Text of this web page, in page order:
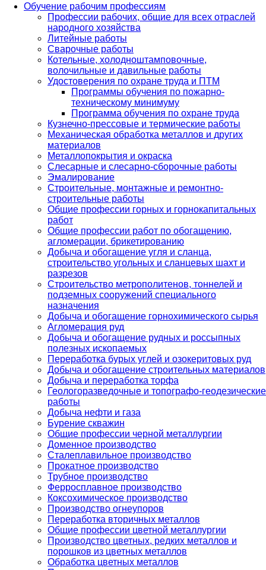
Обучение рабочим профессиям
Профессии рабочих, общие для всех отраслей
народного хозяйства
Литейные работы
Сварочные работы
Котельные, холодноштамповочные,
волочильные и давильные работы
Удостоверения по охране труда и ПТМ
Программы обучения по пожарно-
техническому минимуму
Программа обучения по охране труда
Кузнечно-прессовые и термические работы
Механическая обработка металлов и других
материалов
Металлопокрытия и окраска
Слесарные и слесарно-сборочные работы
Эмалирование
Строительные, монтажные и ремонтно-
строительные работы
Общие профессии горных и горнокапитальных
работ
Общие профессии работ по обогащению,
агломерации, брикетированию
Добыча и обогащение угля и сланца,
строительство угольных и сланцевых шахт и
разрезов
Строительство метрополитенов, тоннелей и
подземных сооружений специального
назначения
Добыча и обогащение горнохимического сырья
Агломерация руд
Добыча и обогащение рудных и россыпных
полезных ископаемых
Переработка бурых углей и озокеритовых руд
Добыча и обогащение строительных материалов
Добыча и переработка торфа
Геологоразведочные и топографо-геодезические
работы
Добыча нефти и газа
Бурение скважин
Общие профессии черной металлургии
Доменное производство
Сталеплавильное производство
Прокатное производство
Трубное производство
Ферросплавное производство
Коксохимическое производство
Производство огнеупоров
Переработка вторичных металлов
Общие профессии цветной металлургии
Производство цветных, редких металлов и
порошков из цветных металлов
Обработка цветных металлов